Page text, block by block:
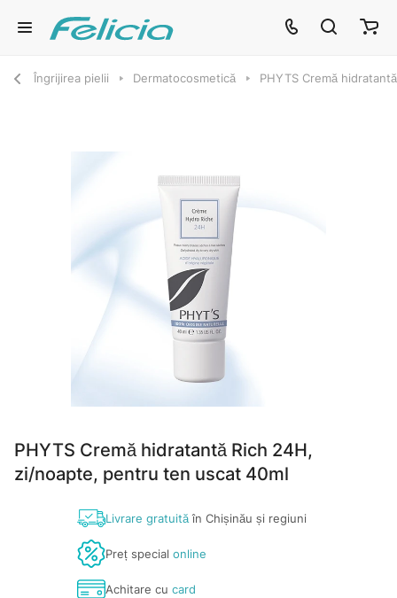
Îngrijirea pielii Dermatocosmetică PHYTS Cremă
PHYTS Cremă hidratantă Rich 24H,
zi/noapte, pentru ten uscat 40ml
Livrare gratuităîn Chișinău și regiuni
Preț special online
Achitare cu card